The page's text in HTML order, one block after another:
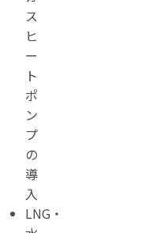
ス
ヒ
ー
ト
ポ
ン
プ
の
導
入
LNG・